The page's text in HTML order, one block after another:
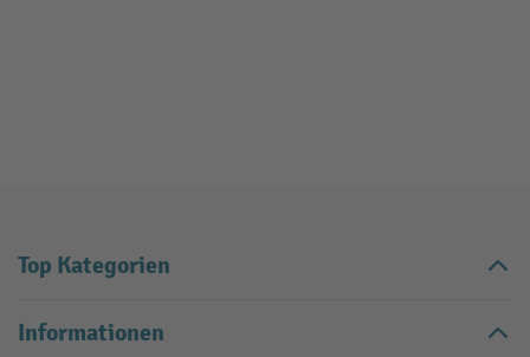
Top Kategorien
Informationen